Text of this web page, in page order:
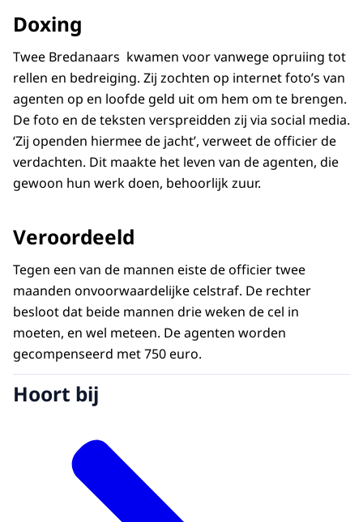
Doxing
Twee Bredanaars kwamen voor vanwege opruiing tot
rellen en bedreiging. Zij zochten op internet foto’s van
agenten op en loofde geld uit om hem om te brengen.
De foto en de teksten verspreidden zij via social media.
‘Zij openden hiermee de jacht’, verweet de officier de
verdachten. Dit maakte het leven van de agenten, die
gewoon hun werk doen, behoorlijk zuur.
Veroordeeld
Tegen een van de mannen eiste de officier twee
maanden onvoorwaardelijke celstraf. De rechter
besloot dat beide mannen drie weken de cel in
moeten, en wel meteen. De agenten worden
gecompenseerd met 750 euro.
Hoort bij